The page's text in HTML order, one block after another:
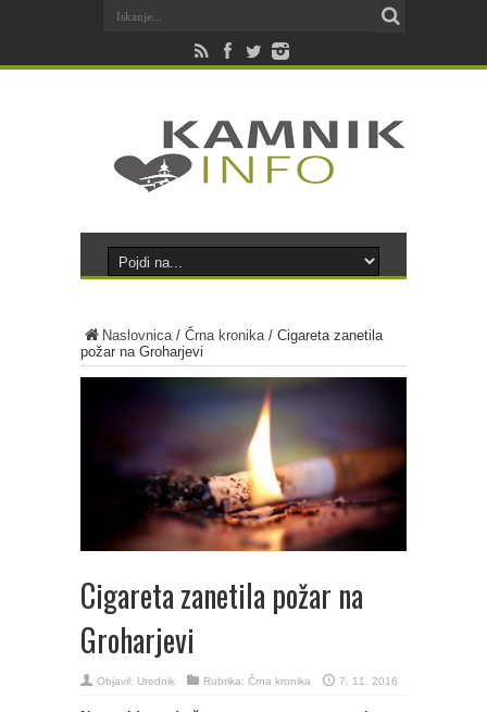
Naslovnica/ Črna kronika/ Cigareta zanetila
požar na Groharjevi
Cigareta zanetila požar na
Groharjevi
Objavil: Urednik Rubrika: Črna kronika 7. 11. 2016